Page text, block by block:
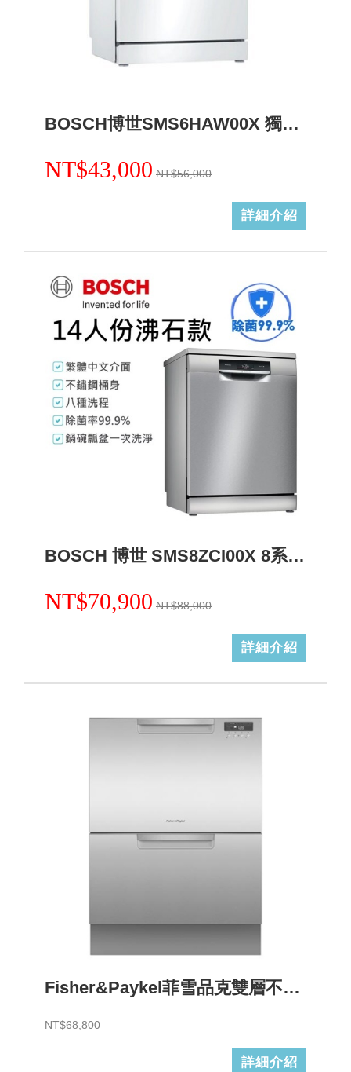
BOSCH博世SMS6HAW00X 獨立式洗碗機+基本安裝 (加Line ID:@ye888)
NT$43,000 NT$56,000
詳細介紹
BOSCH 博世 SMS8ZCI00X 8系列沸石獨立式洗碗機+基本安裝 (加Line ID:@ye888)
NT$70,900 NT$88,000
詳細介紹
Fisher&Paykel菲雪品克雙層不鏽鋼洗碗機(14人份)型號:DD60DCHX9+基本安裝 (加Line ID:@ye888)
NT$68,800
詳細介紹